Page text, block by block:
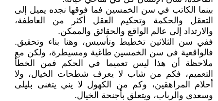
بينما الكاتب في سن الخمسين فما فوقها نجده يميل إلى
التعقل والحكمة وتحكيم العقل أكثر من العاطفة،
والارتداد إلى عالم الواقع والحقائق والممكن.
ففي سن الثلاثين تخطيط وتأسيس، وهنا بناء وتحقيق.
فالواقعية في سن الخمسين طاغية ومسيطرة، ولكن مع
ملاحظة أن هذا ليس تعميما في الحكم فمن الخطأ
التعميم، فكم من شاب لا يعرف شطحات الخيال، ولا
أحلام المراهقين، وكم من الكهول لا يني يتغنى بليلى
وسعدى والرباب، ويتعلق بأجنحة الخيال.